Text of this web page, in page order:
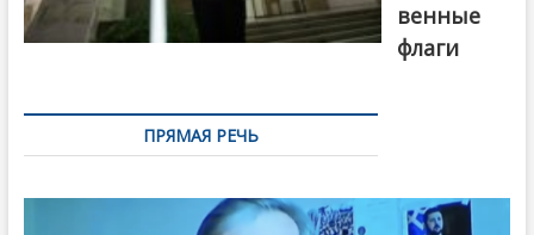
венные
флаги
ПРЯМАЯ РЕЧЬ